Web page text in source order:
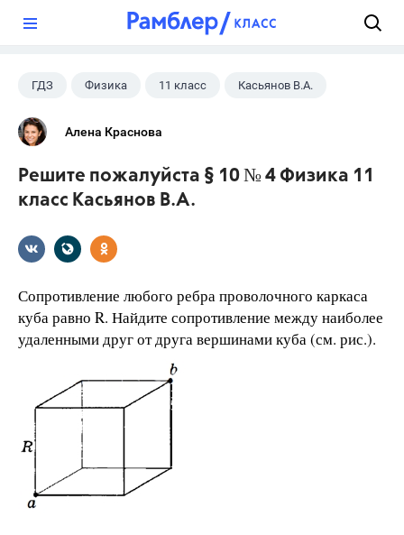
ГДЗ Физика 11 класс Касьянов В.А.
Алена Краснова
Решите пожалуйста § 10 № 4 Физика 11
класс Касьянов В.А.
Сопротивление любого ребра проволочного каркаса
куба равно R. Найдите сопротивление между наиболее
удаленными друг от друга вершинами куба (см. рис.).